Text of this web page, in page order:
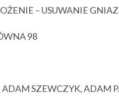
– USUWANIE
98
SZEWCZYK, ADAM